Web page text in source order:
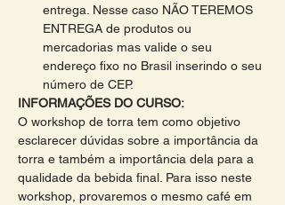
entrega. Nesse caso NÃO TEREMOS
ENTREGA de produtos ou
mercadorias mas valide o seu
endereço fixo no Brasil inserindo o seu
número de CEP.
INFORMAÇÕES DO CURSO:
O workshop de torra tem como objetivo
esclarecer dúvidas sobre a importância da
torra e também a importância dela para a
qualidade da bebida final. Para isso neste
workshop, provaremos o mesmo café em